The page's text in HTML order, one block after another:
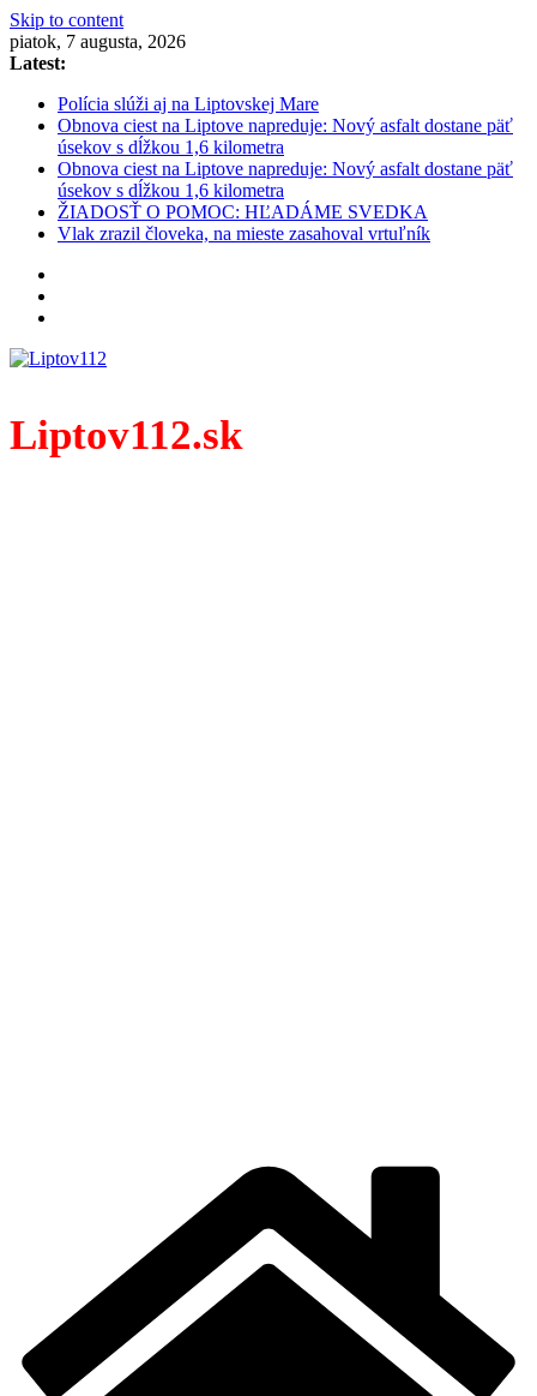
Skip to content
piatok, 7 augusta, 2026
Latest:
Polícia slúži aj na Liptovskej Mare
Obnova ciest na Liptove napreduje: Nový asfalt dostane päť
úsekov s dĺžkou 1,6 kilometra
Obnova ciest na Liptove napreduje: Nový asfalt dostane päť
úsekov s dĺžkou 1,6 kilometra
ŽIADOSŤ O POMOC: HĽADÁME SVEDKA
Vlak zrazil človeka, na mieste zasahoval vrtuľník
Liptov112.sk